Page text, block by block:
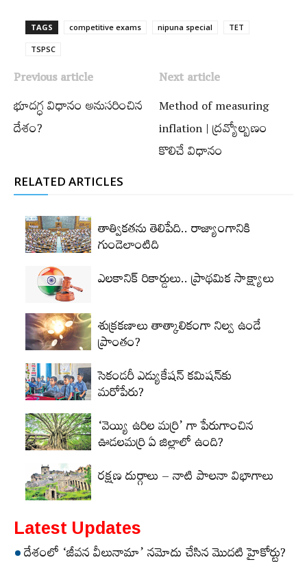
TAGS competitive exams nipuna special TET
TSPSC
Previous article
భూదగ్ధ విధానం అనుసరించిన
దేశం?
Next article
Method of measuring
inflation | ద్రవ్యోల్బణం
కొలిచే విధానం
RELATED ARTICLES
తాత్వికతను తెలిపేది.. రాజ్యాంగానికి
గుండెలాంటిది
ఎలకానిక్‌ రికార్డులు.. ప్రాథమిక సాక్ష్యాలు
శుక్రకణాలు తాత్కాలికంగా నిల్వ ఉండే
ప్రాంతం?
సెకండరీ ఎడ్యుకేషన్‌ కమిషన్‌కు
మరోపేరు?
‘వెయ్యి ఉరిల మర్రి’ గా పేరుగాంచిన
ఊడలమర్రి ఏ జిల్లాలో ఉంది?
రక్షణ దుర్గాలు – నాటి పాలనా విభాగాలు
Latest Updates
దేశంలో ‘జీవన వీలునామా’ నమోదు చేసిన మొదటి హైకోర్టు?